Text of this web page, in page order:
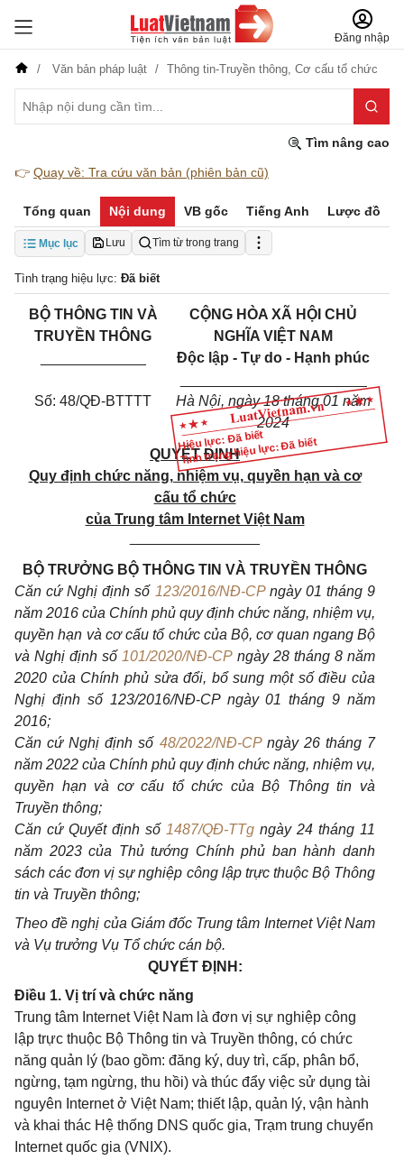
Đăng nhập
Văn bản pháp luật Thông tin-Truyền thông, Cơ cấu tổ chức
Tìm nâng cao
👉 Quay về: Tra cứu văn bản (phiên bản cũ)
Tổng quan Nội dung VB gốc Tiếng Anh Lược đồ
Mục lục Lưu Tìm từ trong trang
Tình trạng hiệu lực: Đã biết
Hiệu lực: Đã biết
Tình trạng hiệu lực: Đã biết
BỘ THÔNG TIN VÀ
TRUYỀN THÔNG
Số: 48/QĐ-BTTTT
CỘNG HÒA XÃ HỘI CHỦ
NGHĨA VIỆT NAM
Độc lập - Tự do - Hạnh phúc
Hà Nội, ngày 18 tháng 01 năm
2024
QUYẾT ĐỊNH
Quy định chức năng, nhiệm vụ, quyền hạn và cơ
cấu tổ chức
của Trung tâm Internet Việt Nam
BỘ TRƯỞNG BỘ THÔNG TIN VÀ TRUYỀN THÔNG
Căn cứNghị định số 123/2016/NĐ-CPngày 01 tháng 9
năm 2016 của Chính phủ quy định chức năng, nhiệm vụ,
quyền hạn và cơ cấu tổ chức của Bộ, cơ quan ngang Bộ
và Nghị định số 101/2020/NĐ-CPngày 28 tháng 8 năm
2020 của Chính phủ sửa đổi, bổ sung một số điều của
Nghị định số 123/2016/NĐ-CP ngày 01 tháng 9 năm
2016;
Căn cứNghị định số 48/2022/NĐ-CPngày 26 tháng 7
năm 2022 của Chính phủ quy định chức năng, nhiệm vụ,
quyền hạn và cơ cấu tổ chức của Bộ Thông tin và
Truyền thông;
Căn cứ Quyết định số 1487/QĐ-TTg ngày 24 tháng 11
năm 2023 của Thủ tướng Chính phủ ban hành danh
sách các đơn vị sự nghiệp công lập trực thuộc Bộ Thông
tin và Truyền thông;
Theo đề nghị của Giám đốc Trung tâm Internet Việt Nam
và Vụ trưởng Vụ Tổ chức cán bộ.
QUYẾT ĐỊNH:
Điều 1. Vị trí và chức năng
Trung tâm Internet Việt Nam là đơn vị sự nghiệp công
lập trực thuộc Bộ Thông tin và Truyền thông, có chức
năng quản lý (bao gồm: đăng ký, duy trì, cấp, phân bổ,
ngừng, tạm ngừng, thu hồi) và thúc đẩy việc sử dụng tài
nguyên Internet ở Việt Nam; thiết lập, quản lý, vận hành
và khai thác Hệ thống DNS quốc gia, Trạm trung chuyển
Internet quốc gia (VNIX).